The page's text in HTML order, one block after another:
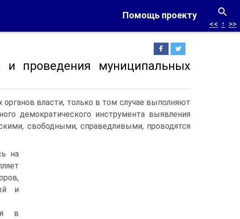
Помощь проекту
<< ↑ >>
проведения муниципальных
власти, только в том случае выполняют
демократического инструмента выявления
свободными, справедливыми, проводятся
на
и
в